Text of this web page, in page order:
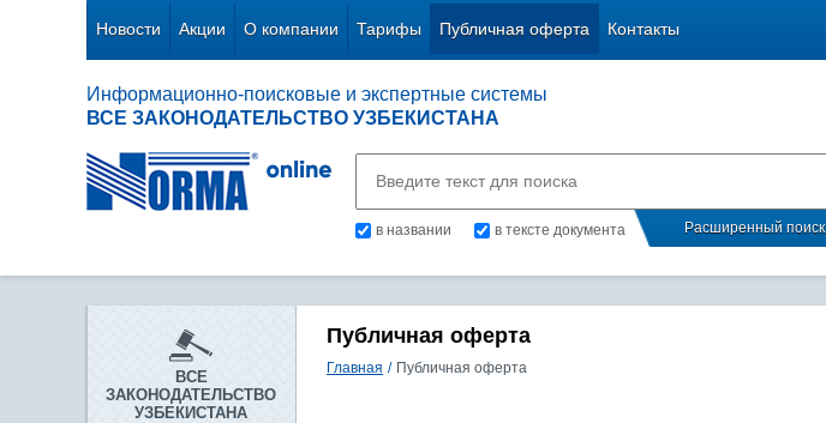
Новости Акции О компании Тарифы Публичная оферта Контакты
Информационно-поисковые и экспертные системы
ВСЕ ЗАКОНОДАТЕЛЬСТВО УЗБЕКИСТАНА
в названии в тексте документа Расширенный поиск
ВСЕ
ЗАКОНОДАТЕЛЬСТВО
УЗБЕКИСТАНА
Публичная оферта
Главная / Публичная оферта